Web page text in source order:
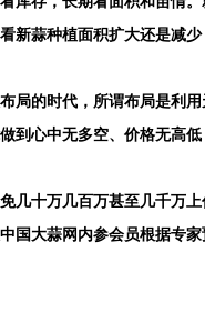
新蒜种植面积扩大还是减少
局的时代，所谓布局是利
到心中无多空、价格无高
几十万几百万甚至几千万
国大蒜网内参会员根据专